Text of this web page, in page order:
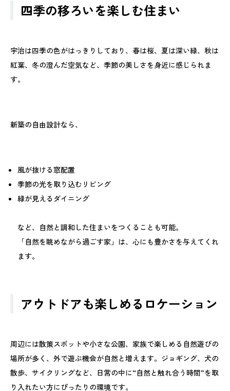
四季の移ろいを楽しむ住まい
宇治は四季の色がはっきりしており、春は桜、夏は深い緑、秋は
紅葉、冬の澄んだ空気など、季節の美しさを身近に感じられま
す。
新築の自由設計なら、
風が抜ける窓配置
季節の光を取り込むリビング
緑が見えるダイニング
など、自然と調和した住まいをつくることも可能。
「自然を眺めながら過ごす家」は、心にも豊かさを与えてくれ
ます。
アウトドアも楽しめるロケーション
周辺には散策スポットや小さな公園、家族で楽しめる自然遊びの
場所が多く、外で遊ぶ機会が自然と増えます。ジョギング、犬の
散歩、サイクリングなど、日常の中に“自然と触れ合う時間”を取
り入れたい方にぴったりの環境です。